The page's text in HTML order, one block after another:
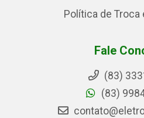
Política de Troca
Fale
(83)
(83)